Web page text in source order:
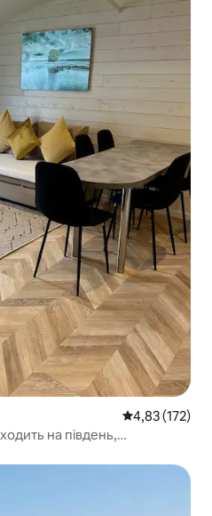
Середня
4,83 (172)
на південь,